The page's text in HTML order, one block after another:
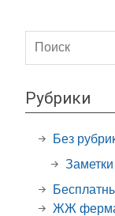
Рубрики
Без
Заметки
ЖЖ